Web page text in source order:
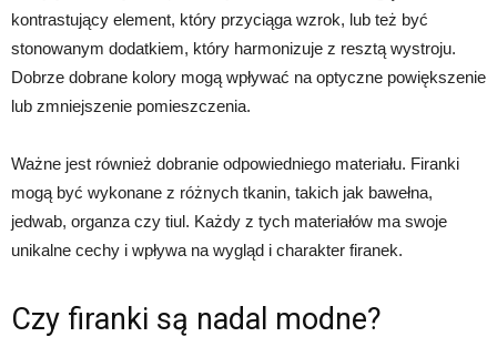
kontrastujący element, który przyciąga wzrok, lub też być
stonowanym dodatkiem, który harmonizuje z resztą wystroju.
Dobrze dobrane kolory mogą wpływać na optyczne powiększenie
lub zmniejszenie pomieszczenia.
Ważne jest również dobranie odpowiedniego materiału. Firanki
mogą być wykonane z różnych tkanin, takich jak bawełna,
jedwab, organza czy tiul. Każdy z tych materiałów ma swoje
unikalne cechy i wpływa na wygląd i charakter firanek.
Czy firanki są nadal modne?